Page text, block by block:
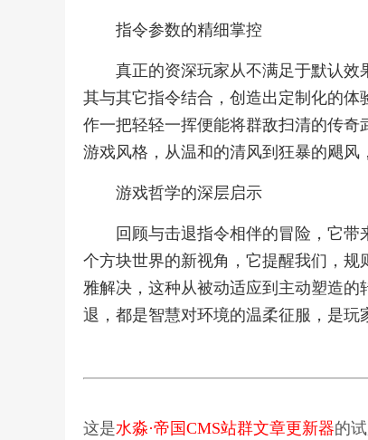
指令参数的精细掌控
真正的资深玩家从不满足于默认
其与其它指令结合，创造出定制化的体
作一把轻轻一挥便能将群敌扫清的传
游戏风格，从温和的清风到狂暴的飓风
游戏哲学的深层启示
回顾与击退指令相伴的冒险，它
个方块世界的新视角，它提醒我们，
雅解决，这种从被动适应到主动塑造
退，都是智慧对环境的温柔征服，是玩
这是水淼·帝国CMS站群文章更新器的